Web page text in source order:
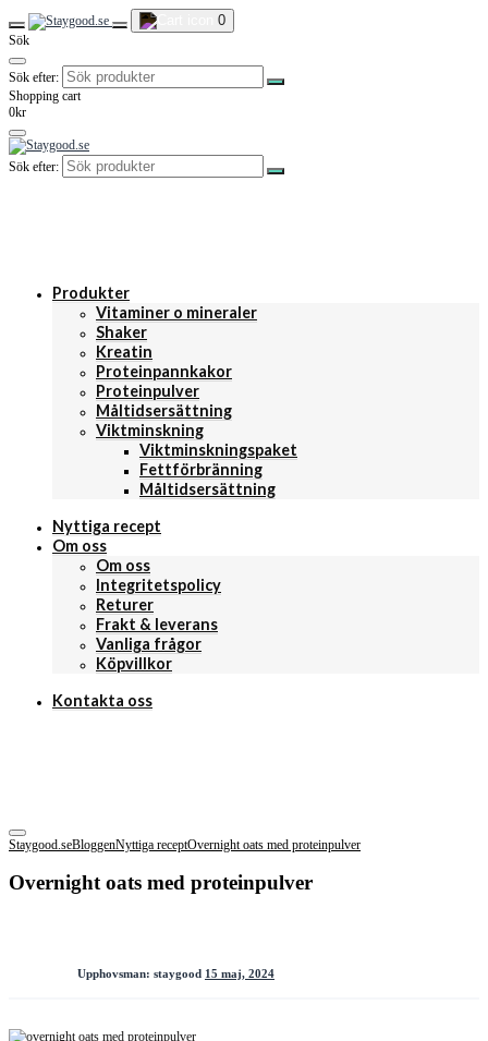
0
Sök
Sök efter:
Shopping cart
0kr
Sök efter:
Produkter
Vitaminer o mineraler
Shaker
Kreatin
Proteinpannkakor
Proteinpulver
Måltidsersättning
Viktminskning
Viktminskningspaket
Fettförbränning
Måltidsersättning
Nyttiga recept
Om oss
Om oss
Integritetspolicy
Returer
Frakt & leverans
Vanliga frågor
Köpvillkor
Kontakta oss
Staygood.seBloggenNyttiga receptOvernight oats med proteinpulver
Overnight oats med proteinpulver
Upphovsman: staygood 15 maj, 2024